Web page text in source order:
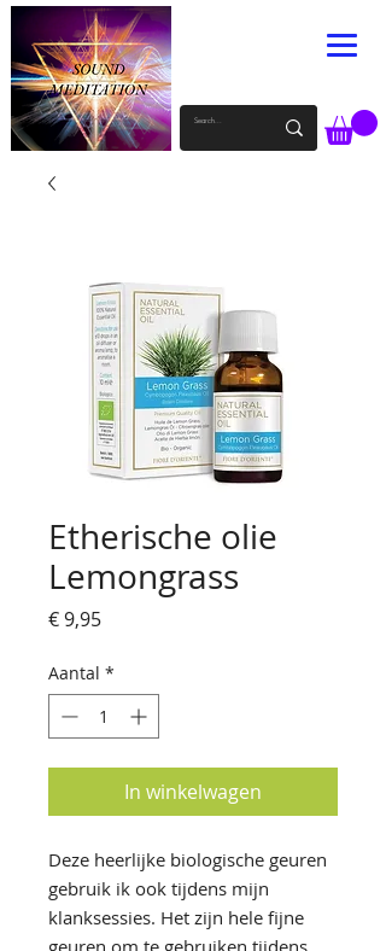
Etherische olie
Lemongrass
€ 9,95Prijs
Aantal *
In winkelwagen
Deze heerlijke biologische geuren
gebruik ik ook tijdens mijn
klanksessies. Het zijn hele fijne